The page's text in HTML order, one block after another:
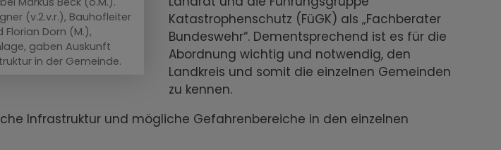
(v.2.v.r.), Bauhofleiter
Florian Dorn (M.),
gaben Auskunft
in der Gemeinde.
Katastrophenschutz (FüGK) als „Fachberater
Bundeswehr“. Dementsprechend ist es für die
Abordnung wichtig und notwendig, den
Landkreis und somit die einzelnen Gemeinden
zu kennen.
Infrastruktur und mögliche Gefahrenbereiche in den einzelnen